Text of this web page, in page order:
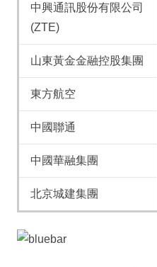
中興通訊股份有限公司
(ZTE)
山東黃金金融控股集團
東方航空
中國聯通
中國華融集團
北京城建集團